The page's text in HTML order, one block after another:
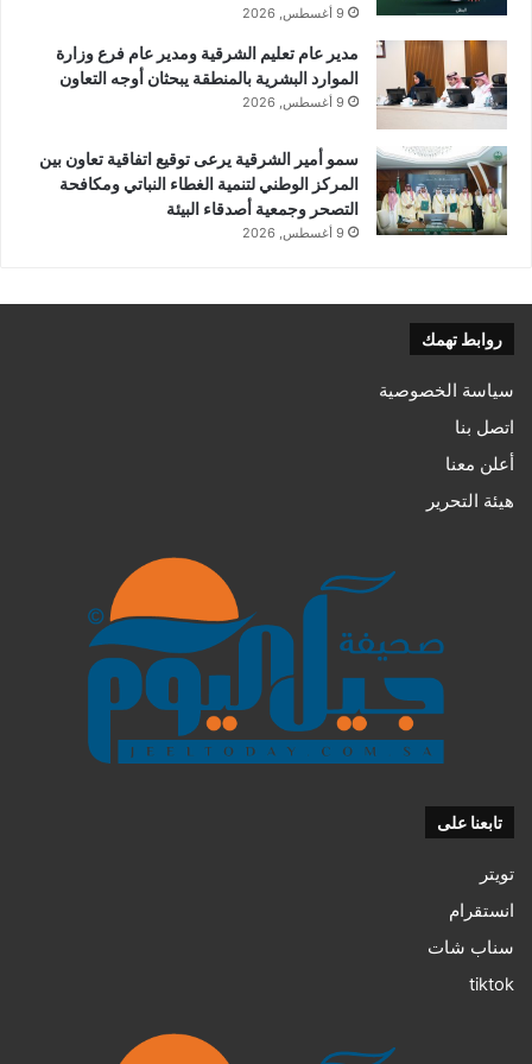
9 أغسطس, 2026
مدير عام تعليم الشرقية ومدير عام فرع وزارة
الموارد البشرية بالمنطقة يبحثان أوجه التعاون
9 أغسطس, 2026
سمو أمير الشرقية يرعى توقيع اتفاقية تعاون بين
المركز الوطني لتنمية الغطاء النباتي ومكافحة
التصحر وجمعية أصدقاء البيئة
9 أغسطس, 2026
روابط تهمك
سياسة الخصوصية
اتصل بنا
أعلن معنا
هيئة التحرير
تابعنا على
تويتر
انستقرام
سناب شات
tiktok